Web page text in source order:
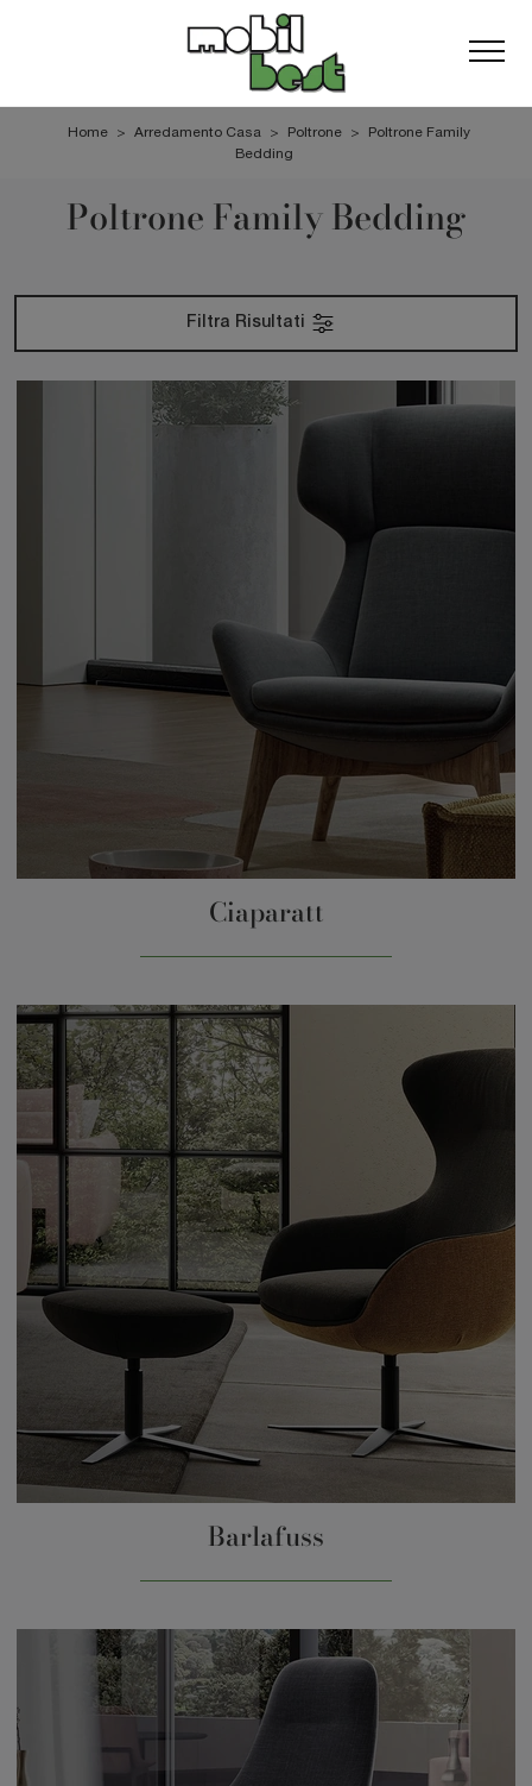
Home > Arredamento Casa > Poltrone >
Poltrone Family
Bedding
Poltrone Family Bedding
Filtra Risultati
Ciaparatt
Barlafuss